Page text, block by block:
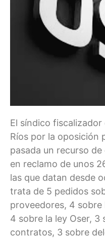
El síndico
Ríos por la oposición
pasada un recurso
en reclamo de unos
las que datan desde
trata de 5 pedidos
proveedores, 4
4 sobre la ley Oser, 3
contratos, 3 sobre